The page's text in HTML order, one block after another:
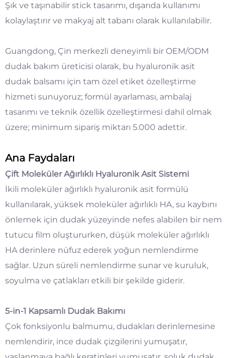
Şık ve taşınabilir stick tasarımı, dışarıda kullanımı
kolaylaştırır ve makyaj alt tabanı olarak kullanılabilir.
Guangdong, Çin merkezli deneyimli bir OEM/ODM
dudak bakım üreticisi olarak, bu hyaluronik asit
dudak balsamı için tam özel etiket özelleştirme
hizmeti sunuyoruz; formül ayarlaması, ambalaj
tasarımı ve teknik özellik özelleştirmesi dahil olmak
üzere; minimum sipariş miktarı 5.000 adettir.
Ana Faydaları
Çift Moleküler Ağırlıklı Hyaluronik Asit Sistemi
İkili moleküler ağırlıklı hyaluronik asit formülü
kullanılarak, yüksek moleküler ağırlıklı HA, su kaybını
önlemek için dudak yüzeyinde nefes alabilen bir nem
tutucu film oluştururken, düşük moleküler ağırlıklı
HA derinlere nüfuz ederek yoğun nemlendirme
sağlar. Uzun süreli nemlendirme sunar ve kuruluk,
soyulma ve çatlakları etkili bir şekilde giderir.
5-in-1 Kapsamlı Dudak Bakımı
Çok fonksiyonlu balmumu, dudakları derinlemesine
nemlendirir, ince dudak çizgilerini yumuşatır,